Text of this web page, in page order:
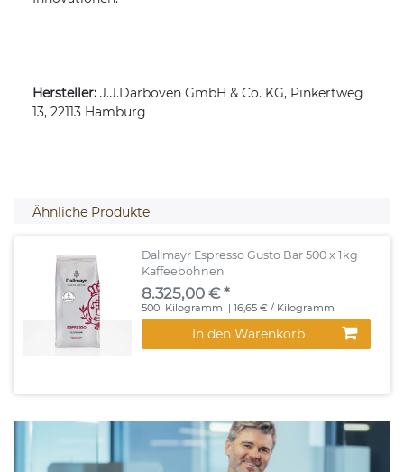
Hersteller: J.J.Darboven GmbH & Co. KG, Pinkertweg
13, 22113 Hamburg
Ähnliche Produkte
Dallmayr Espresso Gusto Bar 500 x 1kg
Kaffeebohnen
8.325,00 € *
500 Kilogramm | 16,65 € / Kilogramm
In den Warenkorb